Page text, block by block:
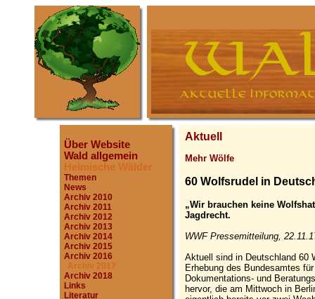
Über Website
Wald allgemein
Heimische Wälder
Themen
News
Archiv 2010
Archiv 2011
Archiv 2012
Archiv 2013
Archiv 2014
Archiv 2015
Archiv 2016
Archiv 2017
Archiv 2018
Links
Literatur
Aktuell
Mehr Wölfe
60 Wolfsrudel in
„Wir brauchen keine
Jagdrecht.
WWF Pressemitteilung,
Aktuell sind in Deutschland 60
Erhebung des Bundesamtes
Dokumentations- und
hervor, die am Mittwoch in